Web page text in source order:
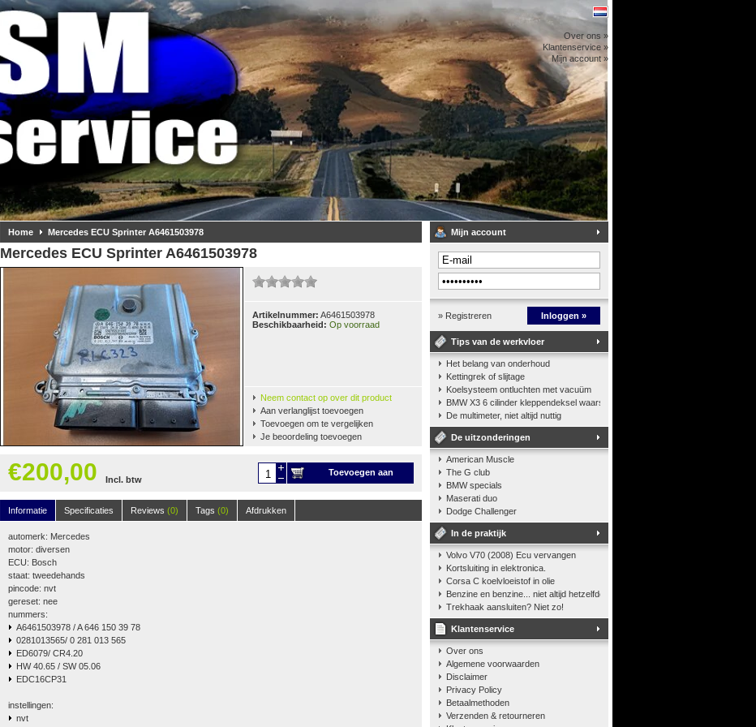
Over ons »
Klantenservice »
Mijn account »
Home Mercedes ECU Sprinter A6461503978
Mercedes ECU Sprinter A6461503978
Artikelnummer: A6461503978
Beschikbaarheid: Op voorraad
Neem contact op over dit product
Aan verlanglijst toevoegen
Toevoegen om te vergelijken
Je beoordeling toevoegen
€200,00 Incl. btw
Toevoegen aan
Informatie
Specificaties Reviews (0) Tags (0) Afdrukken
automerk: Mercedes
motor: diversen
ECU: Bosch
staat: tweedehands
pincode: nvt
gereset: nee
nummers:
A6461503978 / A 646 150 39 78
0281013565/ 0 281 013 565
ED6079/ CR4.20
HW 40.65 / SW 05.06
EDC16CP31
instellingen:
nvt
Mijn account
» Registreren Inloggen »
Tips van de werkvloer
Het belang van onderhoud
Kettingrek of slijtage
Koelsysteem ontluchten met vacuüm
BMW X3 6 cilinder kleppendeksel waarshuwing
De multimeter, niet altijd nuttig
De uitzonderingen
American Muscle
The G club
BMW specials
Maserati duo
Dodge Challenger
In de praktijk
Volvo V70 (2008) Ecu vervangen
Kortsluiting in elektronica.
Corsa C koelvloeistof in olie
Benzine en benzine... niet altijd hetzelfde
Trekhaak aansluiten? Niet zo!
Klantenservice
Over ons
Algemene voorwaarden
Disclaimer
Privacy Policy
Betaalmethoden
Verzenden & retourneren